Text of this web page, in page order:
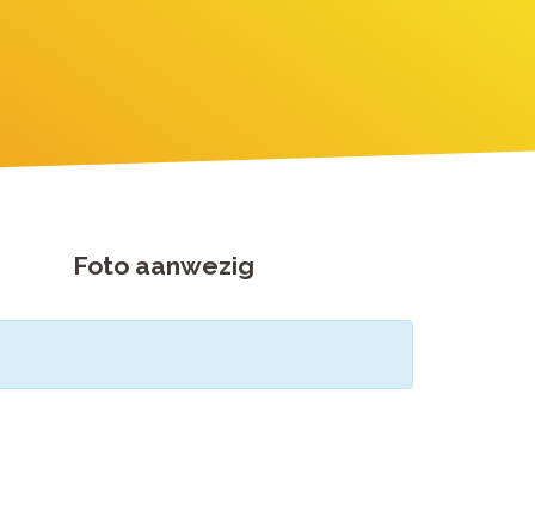
Foto aanwezig